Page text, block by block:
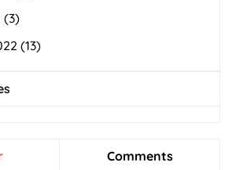
(3)
(13)
Comments